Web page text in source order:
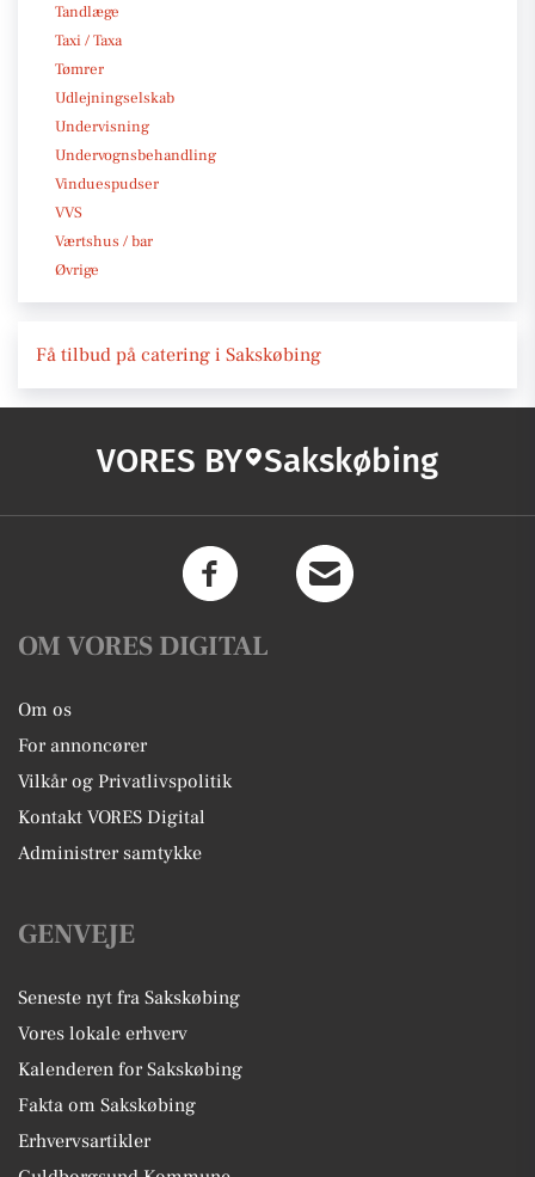
Tandlæge
Taxi / Taxa
Tømrer
Udlejningselskab
Undervisning
Undervognsbehandling
Vinduespudser
VVS
Værtshus / bar
Øvrige
Få tilbud på catering i Sakskøbing
VORES BY Sakskøbing
OM VORES DIGITAL
Om os
For annoncører
Vilkår og Privatlivspolitik
Kontakt VORES Digital
Administrer samtykke
GENVEJE
Seneste nyt fra Sakskøbing
Vores lokale erhverv
Kalenderen for Sakskøbing
Fakta om Sakskøbing
Erhvervsartikler